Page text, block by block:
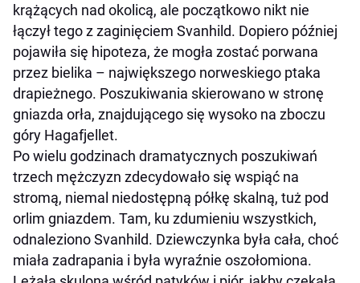
krążących nad okolicą, ale początkowo nikt nie
łączył tego z zaginięciem Svanhild. Dopiero później
pojawiła się hipoteza, że mogła zostać porwana
przez bielika – największego norweskiego ptaka
drapieżnego. Poszukiwania skierowano w stronę
gniazda orła, znajdującego się wysoko na zboczu
góry Hagafjellet.
Po wielu godzinach dramatycznych poszukiwań
trzech mężczyzn zdecydowało się wspiąć na
stromą, niemal niedostępną półkę skalną, tuż pod
orlim gniazdem. Tam, ku zdumieniu wszystkich,
odnaleziono Svanhild. Dziewczynka była cała, choć
miała zadrapania i była wyraźnie oszołomiona.